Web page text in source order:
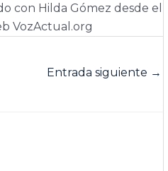
con Hilda Gómez desde el
VozActual.org
Entrada siguiente →